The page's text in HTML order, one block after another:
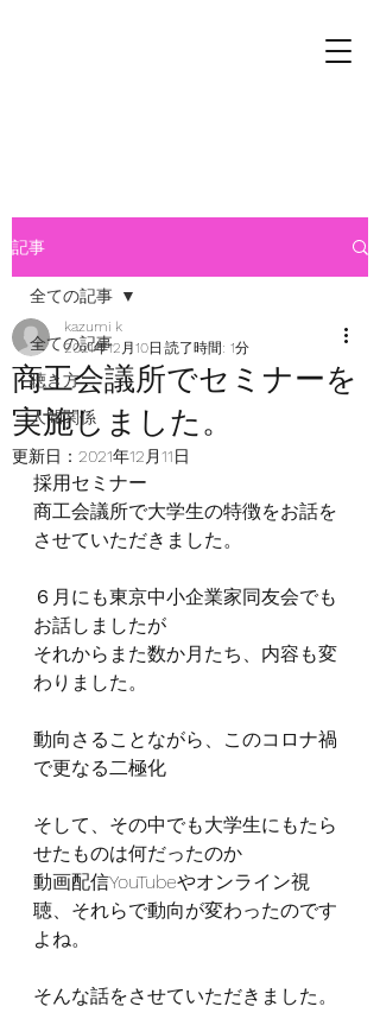
記事
全ての記事
聴き方
人間関係
全ての記事
商工会議所でセミナーを
実施しました。
kazumi k
2021年12月10日 読了時間: 1分
更新日： 2021年12月11日
採用セミナー
商工会議所で大学生の特徴をお話を
させていただきました。
６月にも東京中小企業家同友会でも
お話しましたが
それからまた数か月たち、内容も変
わりました。
動向さることながら、このコロナ禍
で更なる二極化
そして、その中でも大学生にもたら
せたものは何だったのか
動画配信YouTubeやオンライン視
聴、それらで動向が変わったのです
よね。
そんな話をさせていただきました。